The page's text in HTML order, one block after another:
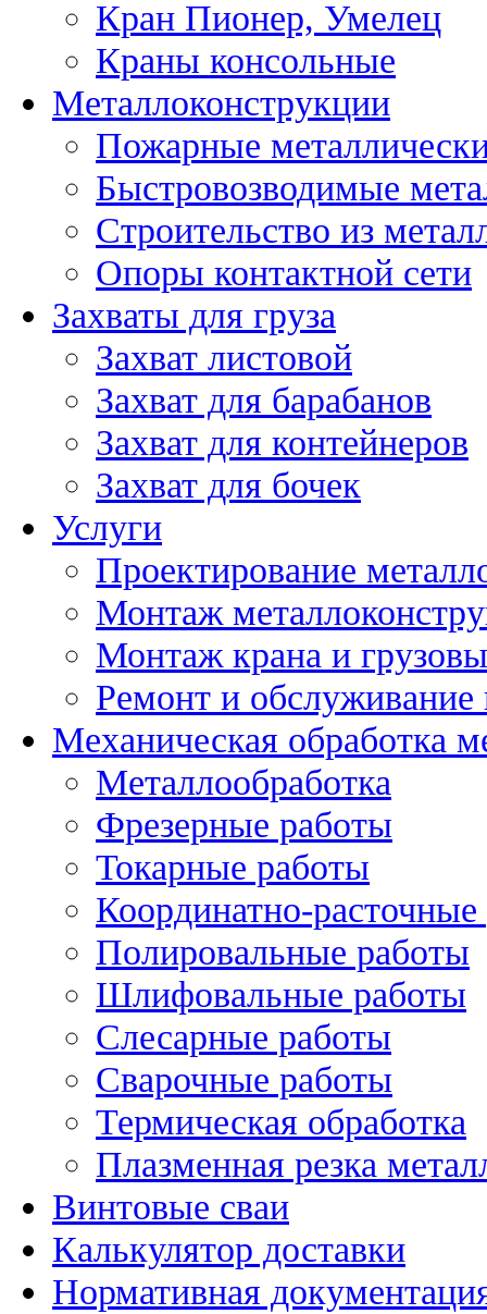
Кран Пионер, Умелец
Краны консольные
Металлоконструкции
Пожарные
Быстровозводимые
Строительство из
Опоры контактной сети
Захваты для груза
Захват листовой
Захват для барабанов
Захват для контейнеров
Захват для бочек
Услуги
Проектирование
Монтаж
Монтаж крана и
Ремонт и обслуживание
Механическая обработка
Металлообработка
Фрезерные работы
Токарные работы
Координатно-
Полировальные работы
Шлифовальные работы
Слесарные работы
Сварочные работы
Термическая обработка
Плазменная резка
Винтовые сваи
Калькулятор доставки
Нормативная